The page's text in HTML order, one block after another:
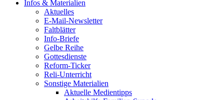
Infos & Materialien
Aktuelles
E-Mail-Newsletter
Faltblätter
Info-Briefe
Gelbe Reihe
Gottesdienste
Reform-Ticker
Reli-Unterricht
Sonstige Materialien
Aktuelle Medientipps